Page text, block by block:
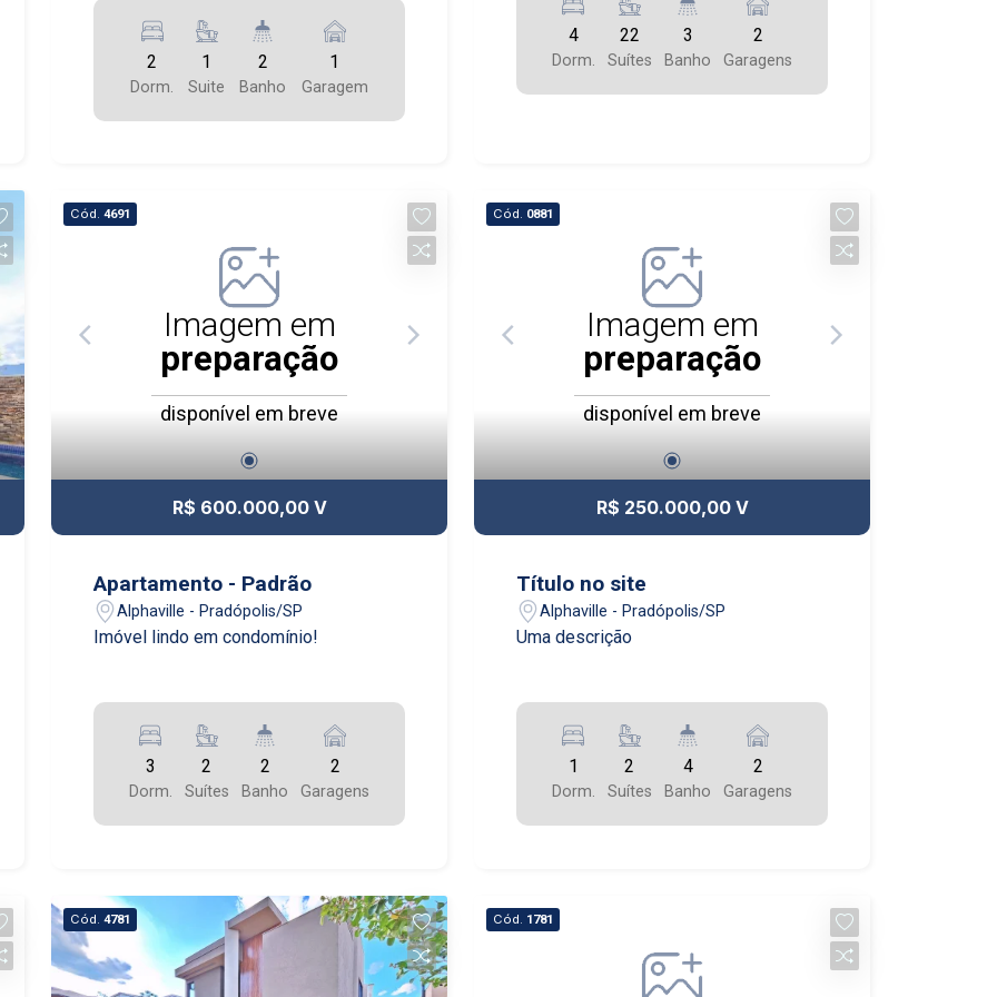
próximo a escolas, mercados.
2
Dorm.
1
Suite
2
Banho
1
Garagem
4
Dorm.
22
Suítes
3
Banho
2
Garagens
Cód. 4691
Imagem em
preparação
disponível em breve
R$ 600.000,00 V
Apartamento - Padrão
Alphaville - Pradópolis/SP
Imóvel lindo em condomínio!
3
Dorm.
2
Suítes
2
Banho
2
Garagens
Cód. 0881
Imagem em
preparação
disponível em breve
R$ 250.000,00 V
Título no site
Alphaville - Pradópolis/SP
Uma descrição
1
Dorm.
2
Suítes
4
Banho
2
Garagens
Cód. 4781 Cód. 1781